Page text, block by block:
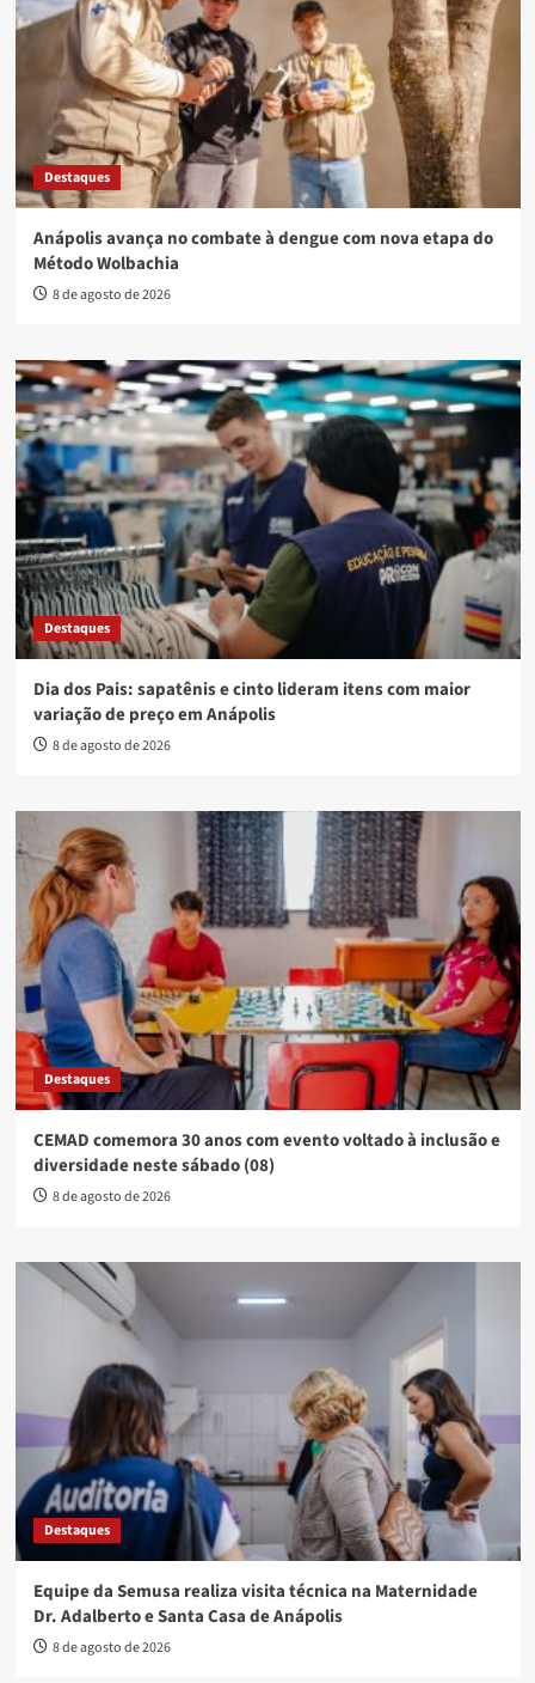
Destaques
Anápolis avança no combate à dengue com nova etapa do
Método Wolbachia
8 de agosto de 2026
Destaques
Dia dos Pais: sapatênis e cinto lideram itens com maior
variação de preço em Anápolis
8 de agosto de 2026
Destaques
CEMAD comemora 30 anos com evento voltado à inclusão e
diversidade neste sábado (08)
8 de agosto de 2026
Destaques
Equipe da Semusa realiza visita técnica na Maternidade
Dr. Adalberto e Santa Casa de Anápolis
8 de agosto de 2026